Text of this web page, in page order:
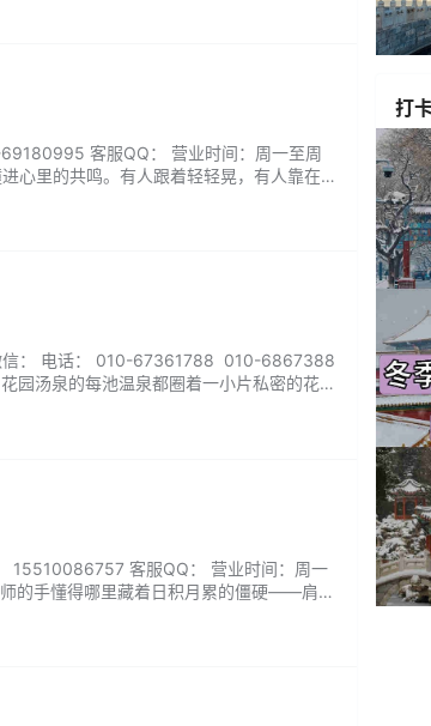
客服QQ： 营业时间：周一至周
心里的共鸣。有人跟着轻轻晃，有人靠在角
信： 电话： 010-67361788 010-6867388
园汤泉的每池温泉都圈着一小片私密的花
15510086757 客服QQ： 营业时间：周一
的手懂得哪里藏着日积月累的僵硬——肩颈
打